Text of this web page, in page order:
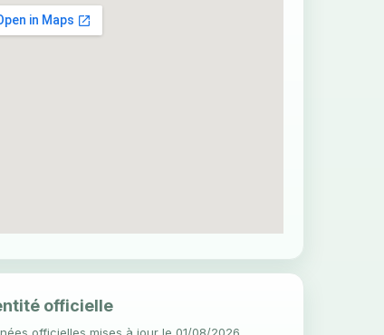
officielle